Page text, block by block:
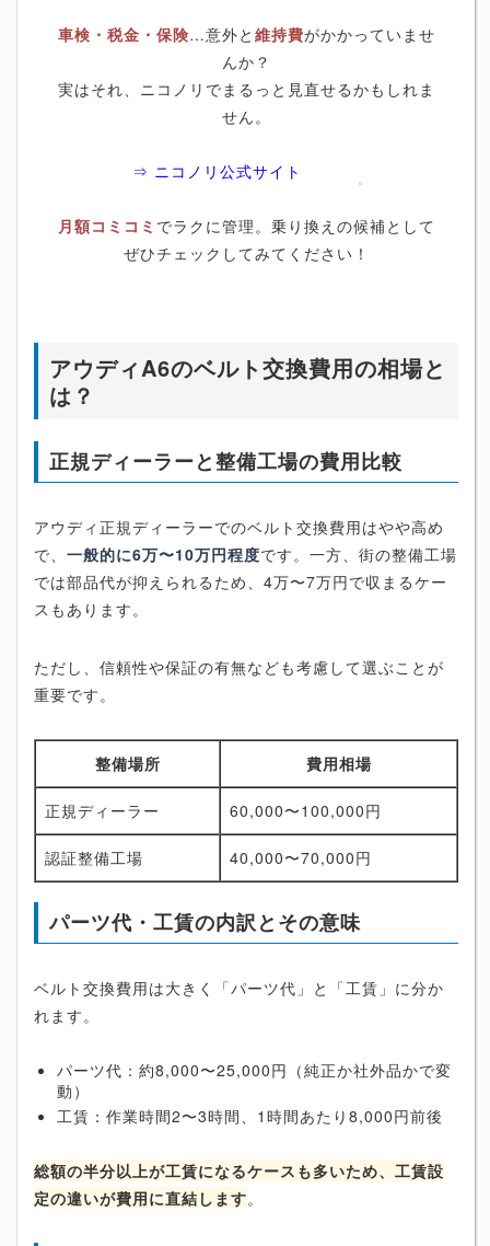
車検・税金・保険…意外と 維持費がかかっていませ
んか？
実はそれ、ニコノリでまるっと見直せるかもしれま
せん。
⇒ ニコノリ公式サイト
月額コミコミ でラクに管理。乗り換えの候補として
ぜひチェックしてみてください！
アウディA6のベルト交換費用の相場と
は？
正規ディーラーと整備工場の費用比較
アウディ正規ディーラーでのベルト交換費用はやや高め
で、 一般的に6万〜10万円程度です。一方、街の整備工場
では部品代が抑えられるため、4万〜7万円で収まるケー
スもあります。
ただし、信頼性や保証の有無なども考慮して選ぶことが
重要です。
整備場所 費用相場
正規ディーラー 60,000〜100,000円
認証整備工場 40,000〜70,000円
パーツ代・工賃の内訳とその意味
ベルト交換費用は大きく「パーツ代」と「工賃」に分か
れます。
パーツ代：約8,000〜25,000円（純正か社外品かで変
動）
工賃：作業時間2〜3時間、1時間あたり8,000円前後
総額の半分以上が工賃になるケースも多いため、工賃設
定の違いが費用に直結します。